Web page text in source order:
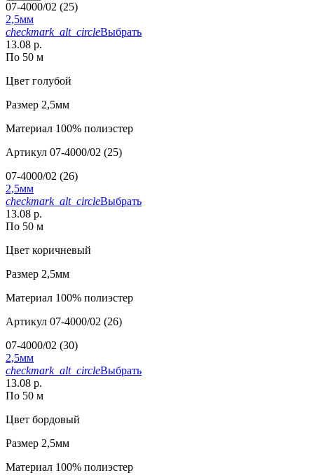
07-4000/02 (25)
2,5мм
checkmark_alt_circleВыбрать
13.08 р.
По 50 м
Цвет голубой
Размер 2,5мм
Материал 100% полиэстер
Артикул 07-4000/02 (25)
07-4000/02 (26)
2,5мм
checkmark_alt_circleВыбрать
13.08 р.
По 50 м
Цвет коричневый
Размер 2,5мм
Материал 100% полиэстер
Артикул 07-4000/02 (26)
07-4000/02 (30)
2,5мм
checkmark_alt_circleВыбрать
13.08 р.
По 50 м
Цвет бордовый
Размер 2,5мм
Материал 100% полиэстер